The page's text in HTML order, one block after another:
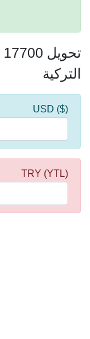
التركية
($) USD
(YTL) TRY